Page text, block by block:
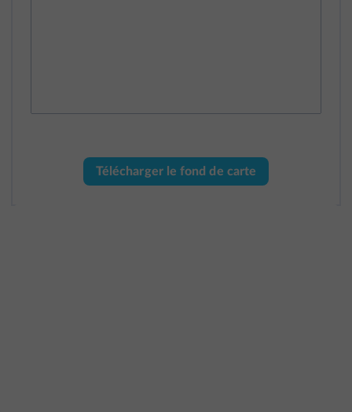
Télécharger le fond de carte